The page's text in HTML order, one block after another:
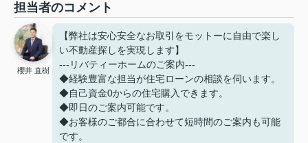
担当者のコメント
櫻井 直樹
【弊社は安心安全なお取引をモットーに自由で楽し
い不動産探しを実現します】
---リバティーホームのご案内---
◆経験豊富な担当が住宅ローンの相談を伺います。
◆自己資金0からの住宅購入できます。
◆即日のご案内可能です。
◆お客様のご都合に合わせて短時間のご案内も可能
です。